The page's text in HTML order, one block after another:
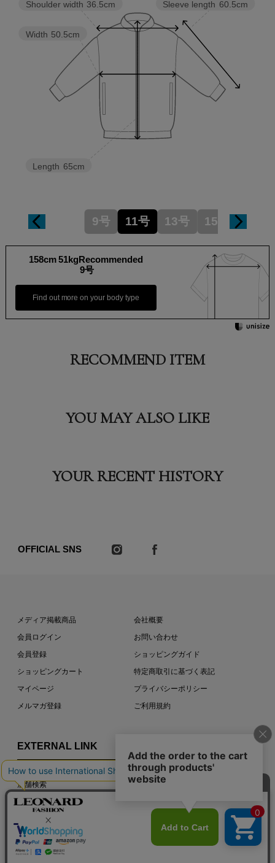
Sleeve length 60.5cm
Length 65cm
Width 50.5cm
Shoulder width 36.5cm
9号 11号 13号 15号
158cm 51kgRecommended
9号
Find out more on your body type
RECOMMEND ITEM
YOU MAY ALSO LIKE
YOUR RECENT HISTORY
OFFICIAL SNS
メディア掲載商品
会員ログイン
会員登録
ショッピングカート
マイページ
メルマガ登録
会社概要
お問い合わせ
ショッピングガイド
特定商取引に基づく表記
プライバシーポリシー
ご利用規約
EXTERNAL LINK
店舗検索
LEONARD PARIS OFFICIAL SITE
COPYRIGHT © LEONARD PARIS. ALL RIGHTS RESERVED.